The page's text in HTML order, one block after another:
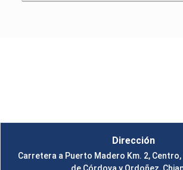
Dirección
Carretera a Puerto Madero Km. 2, Centro,